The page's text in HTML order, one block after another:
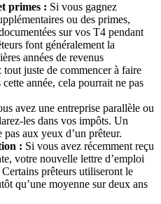
primes : Si vous gagnez
ou des primes,
sur vos T4 pendant
font généralement la
années de revenus
juste de commencer à faire
année, cela pourrait ne pas
avez une entreprise parallèle ou
les dans vos impôts. Un
aux yeux d’un prêteur.
: Si vous avez récemment reçu
votre nouvelle lettre d’emploi
prêteurs utiliseront le
qu’une moyenne sur deux ans